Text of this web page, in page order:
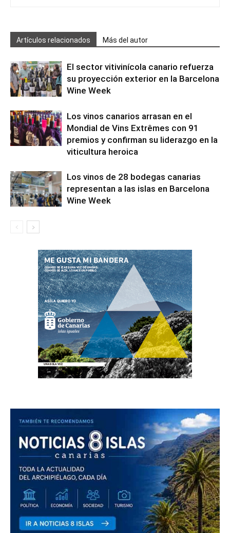
Artículos relacionados Más del autor
El sector vitivinícola canario refuerza
su proyección exterior en la Barcelona
Wine Week
Los vinos canarios arrasan en el
Mondial de Vins Extrêmes con 91
premios y confirman su liderazgo en la
viticultura heroica
Los vinos de 28 bodegas canarias
representan a las islas en Barcelona
Wine Week